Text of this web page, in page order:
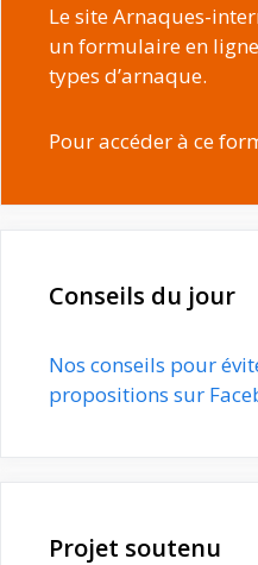
Le site Arnaques-
un formulaire en
types d’arnaque.
Pour accéder à ce
Conseils du jour
Nos conseils pour
propositions sur
Projet soutenu